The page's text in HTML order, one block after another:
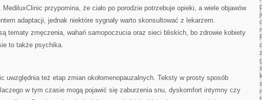
MediluxClinic przypomina, że ciało po porodzie potrzebuje opieki, a wiele objawów
adaptacji, jednak niektóre sygnały warto skonsultować z lekarzem.
tematy zmęczenia, wahań samopoczucia oraz sieci bliskich, bo zdrowie kobiety
to także psychika.
uwzględnia też etap zmian okołomenopauzalnych. Teksty w prosty sposób
w tym czasie mogą pojawić się zaburzenia snu, dyskomfort intymny czy